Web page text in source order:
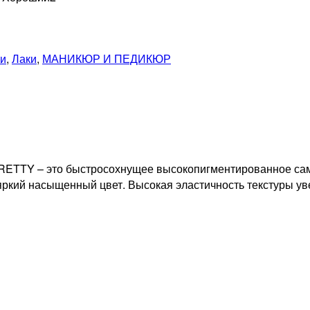
, Лаки, МАНИКЮР И ПЕДИКЮР
– это быстросохнущее высокопигментированное
насыщенный цвет. Высокая эластичность текстуры